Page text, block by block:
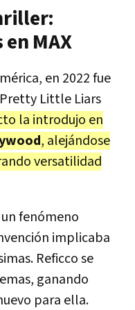
MAX
en 2022 fue
Little Liars
la introdujo en
, alejándose
versatilidad
fenómeno
implicaba
Reficco se
ganando
para ella.